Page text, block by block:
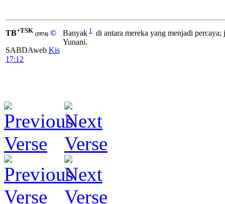
TB+TSK (1974) ©
SABDAweb Kis
17:12
Banyak 1
di antara mereka yang menjadi
Yunani.